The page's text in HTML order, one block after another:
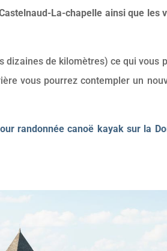
La-chapelle ainsi que les
de kilomètres) ce qui vous
vous pourrez contempler un
randonnée canoë kayak sur la